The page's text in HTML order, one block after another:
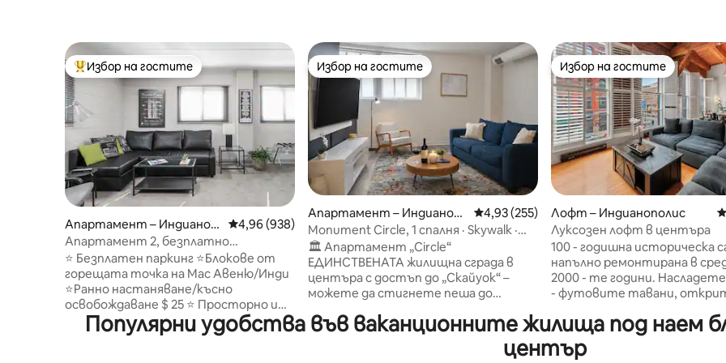
Най-популярен избор на гостите
Избор на гостите
Апартамент – Индианоп
олис
Средна оценка: 4,96 от 5, 938 отзива
4,96 (938)
Апартамент 2, безплатно
паркиране, Мас Авеню, център,
голямо двойно легло
⭐ Безплатен паркинг ⭐Блокове от
горещата точка на Мас Авеню/Инди
⭐Ранно настаняване/късно
освобождаване $ 25 ⭐ Просторно и
стилно оформление в стил
апартамент ✦Пешеходно
Избор на гостите
Избор на гостите
Апартамент – Индианоп
олис
Средна оценка: 4,93 от 5, 255 отзива
4,93 (255)
Monument Circle, 1 спалня · Skywalk ·
Безплатен паркинг
🏛️ Апартамент „Circle“
ЕДИНСТВЕНАТА жилищна сграда в
центъра с достъп до „Скайуок“ –
можете да стигнете пеша до
и „Лукас Ойл“, без да излизате навън.
Спестете 44 USD на ден с
Избор на гостите
Избор на гостите
Лофт – Индианополис
Луксозен лофт в центъра
100 - годишна историческа
напълно ремонтирана в
2000 - те години. Насладете
- футовите тавани,
Местоположение,
местоположение, ще
разхождате почти
Популярни удобства във ваканционните жилища под наем
център